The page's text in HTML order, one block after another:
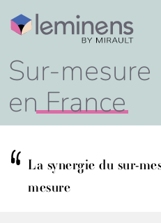
Sur-mesure
enFrance
La synergie du sur-
mesure